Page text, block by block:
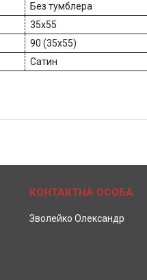
Без тумблера
35x55
90 (35x55)
Сатин
Зволейко Олександр